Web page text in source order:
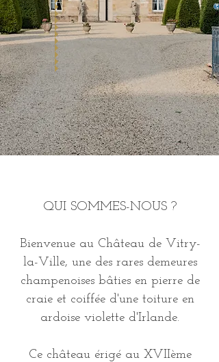
QUI SOMMES-NOUS ?
Bienvenue au Château de Vitry-
la-Ville, une des rares demeures
champenoises bâties en pierre de
craie et coiffée d'une toiture en
ardoise violette d'Irlande.
Ce château érigé au XVIIème